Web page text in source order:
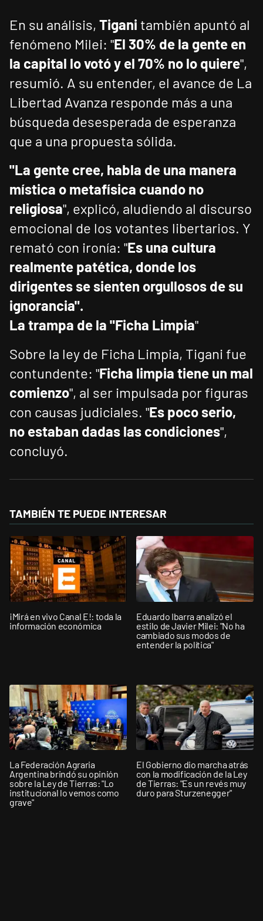
En su análisis, Tigani también apuntó al
fenómeno Milei: "El 30% de la gente en
la capital lo votó y el 70% no lo quiere",
resumió. A su entender, el avance de La
Libertad Avanza responde más a una
búsqueda desesperada de esperanza
que a una propuesta sólida.
"La gente cree, habla de una manera
mística o metafísica cuando no
religiosa", explicó, aludiendo al discurso
emocional de los votantes libertarios. Y
remató con ironía: "Es una cultura
realmente patética, donde los
dirigentes se sienten orgullosos de su
ignorancia".
La trampa de la "Ficha Limpia"
Sobre la ley de Ficha Limpia, Tigani fue
contundente: "Ficha limpia tiene un mal
comienzo", al ser impulsada por figuras
con causas judiciales. "Es poco serio,
no estaban dadas las condiciones",
concluyó.
TAMBIÉN TE PUEDE INTERESAR
¡Mirá en vivo Canal E!: toda la
información económica
Eduardo Ibarra analizó el
estilo de Javier Milei: "No ha
cambiado sus modos de
entender la política"
La Federación Agraria
Argentina brindó su opinión
sobre la Ley de Tierras: "Lo
institucional lo vemos como
grave"
El Gobierno dio marcha atrás
con la modificación de la Ley
de Tierras: "Es un revés muy
duro para Sturzenegger"